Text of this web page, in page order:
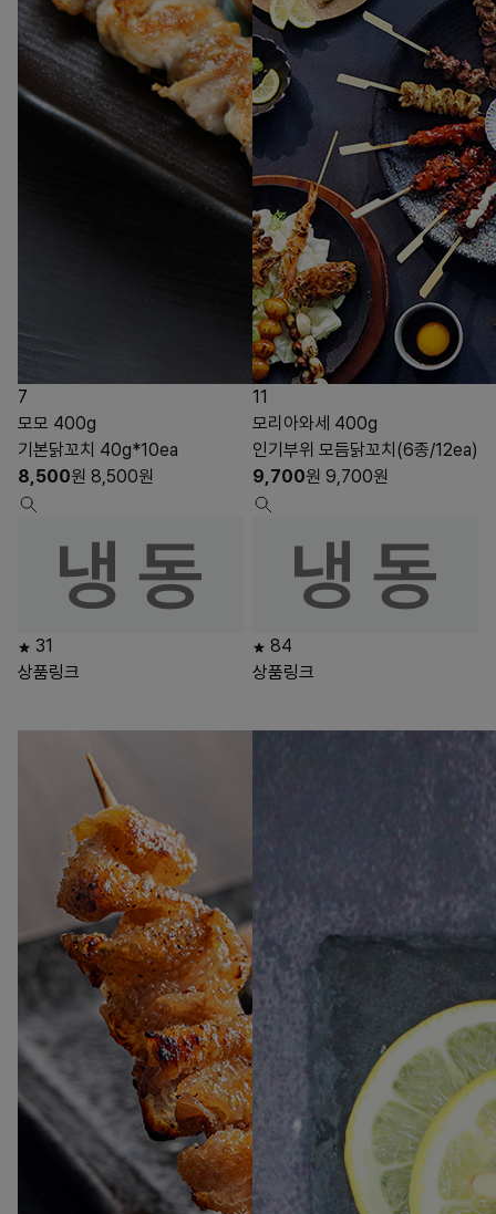
7
모모 400g
기본닭꼬치 40g*10ea
8,500원 8,500원
31
상품링크
11
모리아와세 400g
인기부위 모듬닭꼬치(6종/12ea)
9,700원 9,700원
84
상품링크